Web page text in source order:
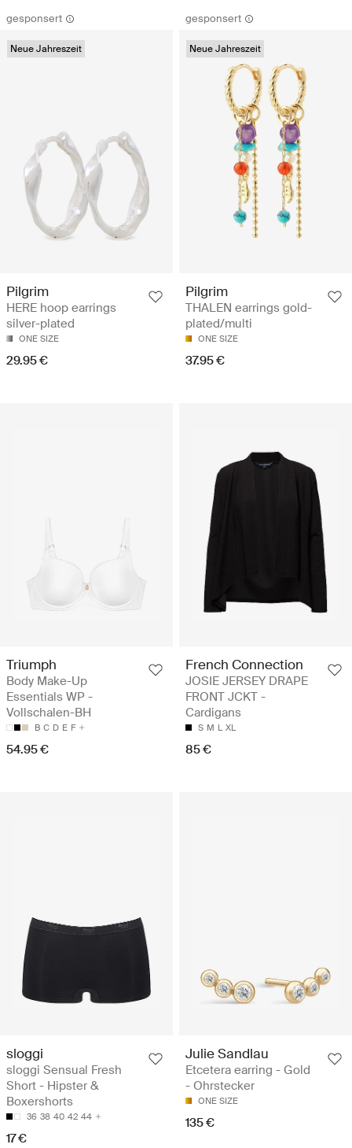
gesponsert
Neue Jahreszeit
Pilgrim
HERE hoop earrings
silver-plated
ONE SIZE
29.95 €
gesponsert
Neue Jahreszeit
Pilgrim
THALEN earrings gold-
plated/multi
ONE SIZE
37.95 €
Triumph
Body Make-Up
Essentials WP -
Vollschalen-BH
B C D E F
54.95 €
French Connection
JOSIE JERSEY DRAPE
FRONT JCKT -
Cardigans
S M L XL
85 €
sloggi
sloggi Sensual Fresh
Short - Hipster &
Boxershorts
36 38 40 42 44
17 €
Julie Sandlau
Etcetera earring - Gold
- Ohrstecker
ONE SIZE
135 €